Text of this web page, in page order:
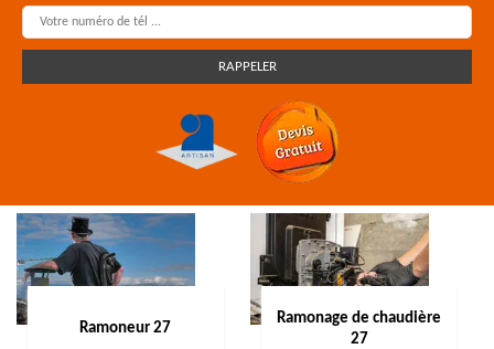
Ramoneur 27
Ramonage de chaudière
27